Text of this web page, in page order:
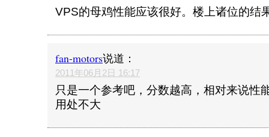
VPS的母鸡性能应该很好。楼上诸位的结
fan-motors说道：
2011年06月2日 16:17
只是一个参考吧，分数越高，相对来说性
用处不大